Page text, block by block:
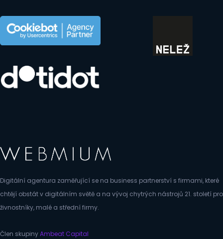
Digitální agentura zaměřující se na business partnerství s firmami, které
chtějí obstát v digitálním světě a na vývoj chytrých nástrojů 21. století pro
živnostníky, malé a střední firmy.
Člen skupinyAmbeat Capital